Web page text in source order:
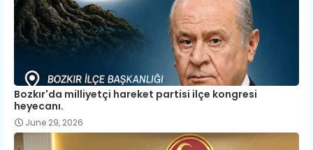
Bozkır'da milliyetçi hareket partisi ilçe kongresi
heyecanı.
June 29, 2026